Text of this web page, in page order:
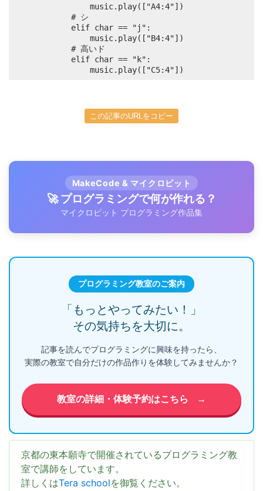
				music.play(["C5:4"])
この記事のURLをコピー
MakeCode & マイクロビット
🚀 プログラミングで何が作れる？
マイクロビット プログラミング作品集
プログラミング教室のご案内
「もっとやってみたい！」
その気持ちを大切に。
記事を読んでプログラミングに興味を持ったら、
実際の教室で自分だけの作品作りを体験してみませんか？
教室の詳細・体験予約はこちら →
京都の東本願寺で開催されているプログラミング教
室で講師をしています。
詳しくはTera schoolを御覧ください。